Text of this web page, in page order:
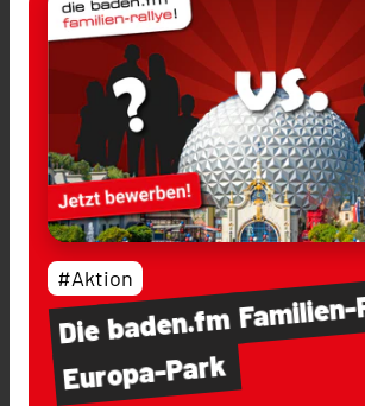
Diebaden.fm
Europa-Park
#Aktion